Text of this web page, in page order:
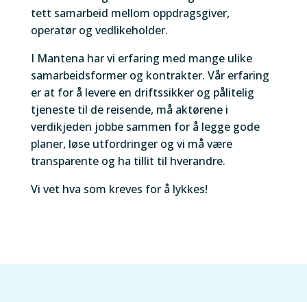
tett samarbeid mellom oppdragsgiver,
operatør og vedlikeholder.
I Mantena har vi erfaring med mange ulike
samarbeidsformer og kontrakter. Vår erfaring
er at for å levere en driftssikker og pålitelig
tjeneste til de reisende, må aktørene i
verdikjeden jobbe sammen for å legge gode
planer, løse utfordringer og vi må være
transparente og ha tillit til hverandre.
Vi vet hva som kreves for å lykkes!